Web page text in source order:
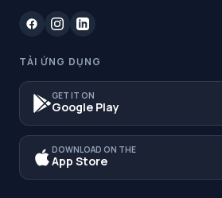
TẢI ỨNG DỤNG
GET IT ON
Google Play
DOWNLOAD ON THE
App Store